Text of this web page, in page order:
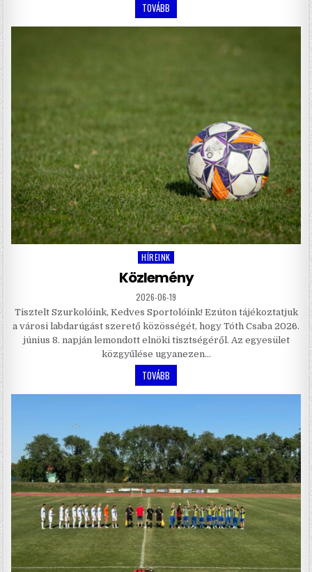
TOVÁBB
Posted
in
HÍREINK
Közlemény
2026-06-19
Tisztelt Szurkolóink, Kedves Sportolóink! Ezúton tájékoztatjuk
a városi labdarúgást szerető közösségét, hogy Tóth Csaba 2026.
június 8. napján lemondott elnöki tisztségéről. Az egyesület
közgyűlése ugyanezen…
TOVÁBB